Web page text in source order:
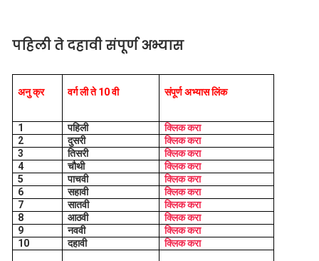
पहिली ते दहावी संपूर्ण अभ्यास
अनु क्र वर्ग ली ते 10 वी संपूर्ण अभ्यास लिंक
1 पहिली
क्लिक करा
2
दुसरी
क्लिक करा
3
तिसरी
क्लिक करा
4
चौथी
क्लिक करा
5
पाचवी
क्लिक करा
6
सहावी
क्लिक करा
7
सातवी
क्लिक करा
8
आठवी
क्लिक करा
9
नववी
क्लिक करा
10
दहावी क्लिक करा